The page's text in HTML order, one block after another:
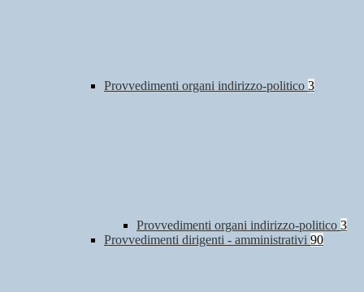
Provvedimenti organi indirizzo-politico 3
Provvedimenti organi indirizzo-politico 3
Provvedimenti dirigenti - amministrativi 90